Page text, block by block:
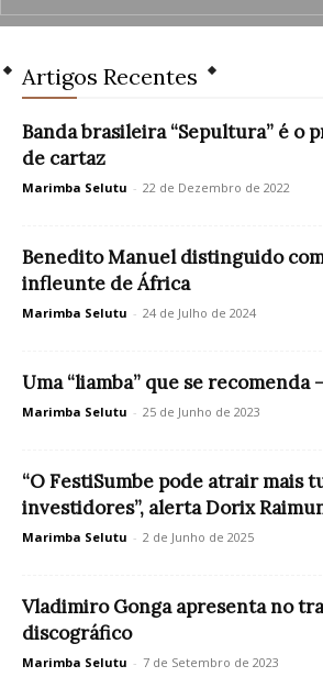
Artigos Recentes
Banda brasileira “Sepultura” é o
de cartaz
Marimba Selutu - 22 de Dezembro de 2022
Benedito Manuel distinguido
infleunte de África
Marimba Selutu - 24 de Julho de 2024
Uma “liamba” que se recomenda
Marimba Selutu - 25 de Junho de 2023
“O FestiSumbe pode atrair mais
investidores”, alerta Dorix
Marimba Selutu - 2 de Junho de 2025
Vladimiro Gonga apresenta no
discográfico
Marimba Selutu - 7 de Setembro de 2023